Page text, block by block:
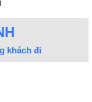
khách đi